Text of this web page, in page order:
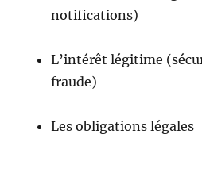
notifications)
L’intérêt légitime
fraude)
Les obligations légales